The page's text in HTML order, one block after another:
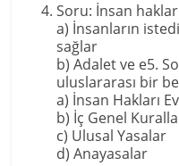
Soru: İnsan
a) İnsanların
sağlar
b) Adalet ve e5.
uluslararası bir
a) İnsan Hakları
b) İç Genel
c) Ulusal Yasalar
d) Anayasalar